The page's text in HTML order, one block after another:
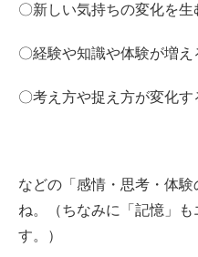
〇新しい気持ちの変化を生
〇経験や知識や体験が増え
〇考え方や捉え方が変化す
などの「感情・思考・体
ね。（ちなみに「記憶」
す。）